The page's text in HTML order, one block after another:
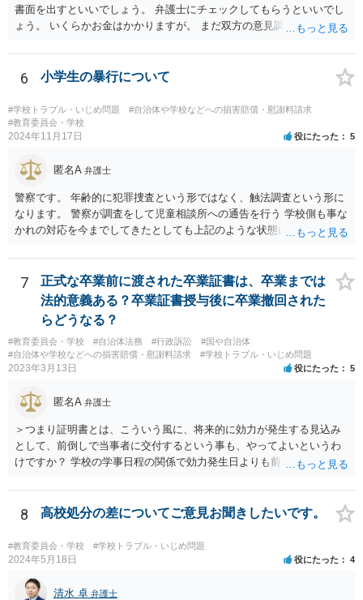
書面を出すといいでしょう。 弁護士にチェックしてもらうといいでし
ょう。 いくらかお金はかかりますが。 まだ双方の意見調整が必要です
6 小学生の暴行について
#学校トラブル・いじめ問題
#自治体や学校などへの損害賠償・慰謝料請求
#教育委員会・学校
2024年11月17日 役にたった 5
匿名A 弁護士
警察です。 年齢的に犯罪捜査という形ではなく、触法調査という形に
なります。 警察が調査をして児童相談所への通告を行う 学校側も事な
かれの対応を今までしてきたとしても上記のような状態になれば一定
る生徒が複数名ということであれば、 警察側も動くのではないかと思
われます。
7
正式な卒業前に渡された卒業証書は、卒業までは
法的意義ある？卒業証書授与後に卒業撤回された
らどうなる？
#教育委員会・学校 #自治体法務 #行政訴訟
#国や自治体
#自治体や学校などへの損害賠償・慰謝料請求
#学校トラブル・いじめ問題
2023年3月13日 役にたった 5
匿名A 弁護士
＞つまり証明書とは、こういう風に、将来的に効力が発生する見込み
として、前倒しで当事者に交付するという事も、やってよいというわ
けですか？ 学校の学事日程の関係で効力発生日よりも前に交付したか
でしょう。 両者をそろえるに越したことはないですが、卒業式の日程
自体は各学校によって慣例として定められることが多いですし、学籍
離脱日も、学校によって異なるようですから、そのこと自体に特に問
題はないでしょう。 ＞万一、効力発生日より前に、その効力が無効と
なる出来事が起こったとしたら、その証明書は効力を発生する事な
自然でしょう。 ただし、卒業証書自体は、通常記載されている内容
8 高校処分の差についてご意見お聞きしたいです。
#教育委員会・学校 #学校トラブル・いじめ問題
2024年5月18日 役にたった 4
清水 卓 弁護士